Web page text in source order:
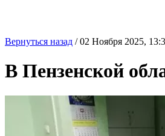
Вернуться назад /02 Ноября 2025,
В Пензенской